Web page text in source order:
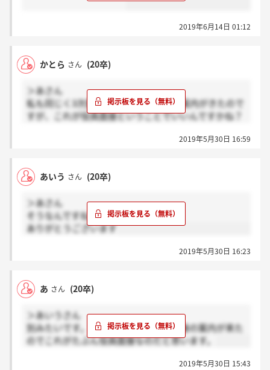
2019年6月14日 01:12
かとら さん (20卒)
＞あさん
私も同じく3次面接通過後に4次面接の案内がきたので
すが、これが役員面接ということでいいんですかね？
2019年5月30日 16:59
あいう さん (20卒)
＞あさん
そうなんですね！
ありがとうございます
2019年5月30日 16:23
あ さん (20卒)
＞あいうさん
別みたいです。3次面接通過後に4次面接の案内が来た
のでこれがたぶん役員面接なのだと思います。
2019年5月30日 15:43